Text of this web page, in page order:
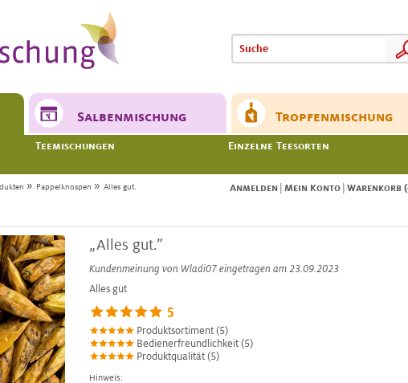
Teemischungen Einzelne Teesorten
Salbenmischung Tropfenmischung
» Pappelknospen » Alles gut. Warenkorb
Mein Konto
Anmelden
„Alles gut.”
Kundenmeinung vonWladi07 eingetragen am 23.09.2023
Alles gut
5
Produktsortiment (5)
Bedienerfreundlichkeit (5)
Produktqualität (5)
Hinweis: